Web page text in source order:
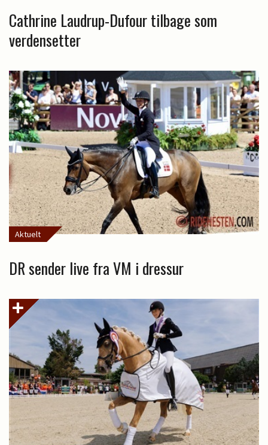
Cathrine Laudrup-Dufour tilbage som
verdensetter
Aktuelt
DR sender live fra VM i dressur